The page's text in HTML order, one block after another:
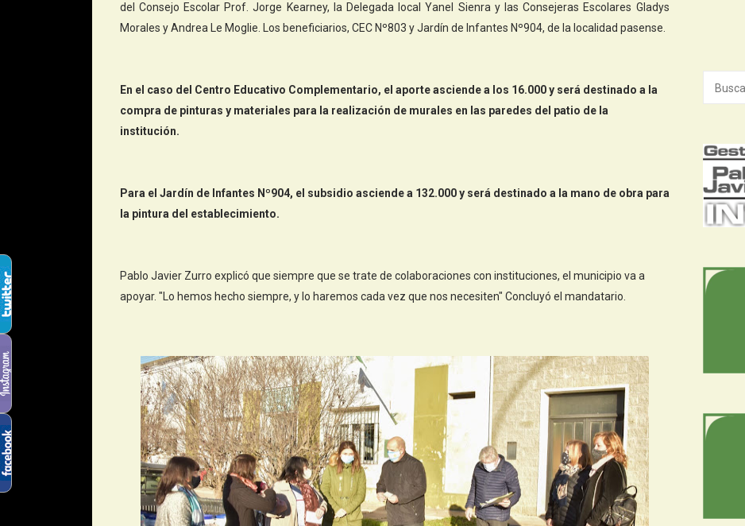
del Consejo Escolar Prof. Jorge Kearney, la Delegada local Yanel Sienra y las Consejeras Escolares Gladys
Morales y Andrea Le Moglie. Los beneficiarios, CEC Nº803 y Jardín de Infantes Nº904, de la localidad pasense.
En el caso del Centro Educativo Complementario, el aporte asciende a los 16.000 y será destinado a la
compra de pinturas y materiales para la realización de murales en las paredes del patio de la
institución.
Para el Jardín de Infantes Nº904, el subsidio asciende a 132.000 y será destinado a la mano de obra para
la pintura del establecimiento.
Pablo Javier Zurro explicó que siempre que se trate de colaboraciones con instituciones, el municipio va a
apoyar. "Lo hemos hecho siempre, y lo haremos cada vez que nos necesiten" Concluyó el mandatario.